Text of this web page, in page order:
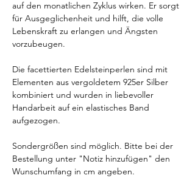
auf den monatlichen Zyklus wirken. Er sorgt
für Ausgeglichenheit und hilft, die volle
Lebenskraft zu erlangen und Ängsten
vorzubeugen.
Die facettierten Edelsteinperlen sind mit
Elementen aus vergoldetem 925er Silber
kombiniert und wurden in liebevoller
Handarbeit auf ein elastisches Band
aufgezogen.
Sondergrößen sind möglich. Bitte bei der
Bestellung unter "Notiz hinzufügen" den
Wunschumfang in cm angeben.